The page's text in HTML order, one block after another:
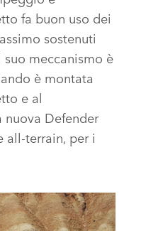
fa buon uso dei
sostenuti
meccanismo è
è montata
e al
Defender
per i